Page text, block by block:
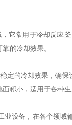
常用于冷却反应釜
的冷却效果。
的冷却效果，确保
积小，适用于各种
备，在各个领域